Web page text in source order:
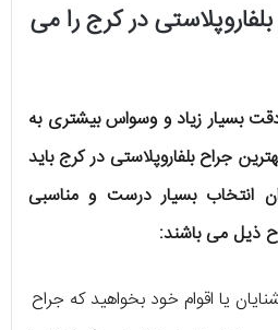
در کرج را می
بسیار زیاد و وسواس بیشتری به
جراح بلفاروپلاستی در کرج باید
انتخاب بسیار درست و مناسبی
ذیل می باشند:
یا اقوام خود بخواهید که جراح